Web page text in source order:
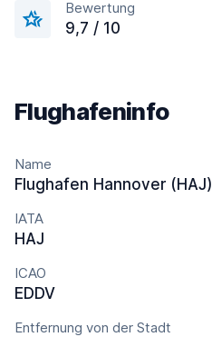
Bewertung
9,7 / 10
Flughafeninfo
Name
Flughafen Hannover (HAJ)
IATA
HAJ
ICAO
EDDV
Entfernung von der Stadt